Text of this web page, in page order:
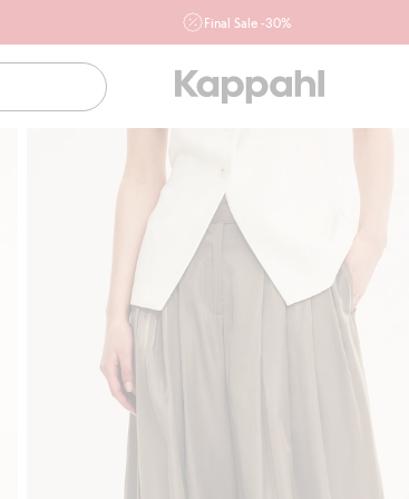
Final Sale -30%
ofertę, również z działu outlet do 10.8 w sklepach Kappahl i
Newbie oraz na kappahl.com. Ofert nie łączymy
Kobieta
Dziecko
Niemowlę
Newbie